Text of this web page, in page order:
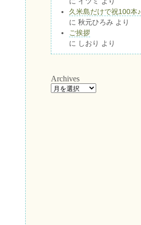
久米島だけで祝100本♪
に 秋元ひろみ より
ご挨拶
に しおり より
Archives